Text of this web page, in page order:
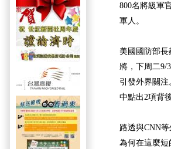
800名將級軍
軍人。
美國國防部
將，下周二9/
引發外界關注
中點出2項背
路透與CNN
為何在這麼